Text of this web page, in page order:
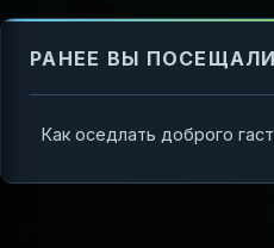
РАНЕЕ ВЫ ПОСЕЩАЛИ